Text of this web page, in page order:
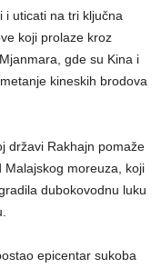
i uticati na tri ključna
koji prolaze kroz
gde su Kina i
kineskih brodova
državi Rakhajn pomaže
Malajskog moreuza, koji
dubokovodnu luku
epicentar sukoba